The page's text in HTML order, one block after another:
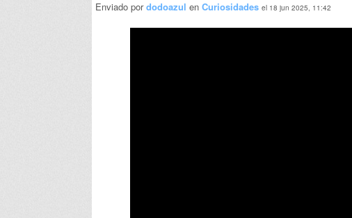
Enviado pordodoazul en Curiosidades el 18 jun 2025, 11:42